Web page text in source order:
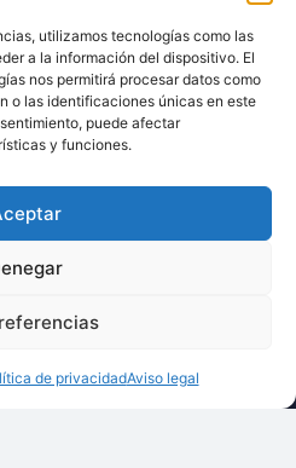
utilizamos tecnologías como las
a la información del dispositivo. El
nos permitirá procesar datos como
o las identificaciones únicas en este
puede afectar
y funciones.
de privacidadAviso legal
Llámenos:
+34 93 238 68 68
Dónde estamos:
C/ Francisco Giner,
08012 Barcelona
Escríbanos:
info@techsolids.com
Síganos en redes